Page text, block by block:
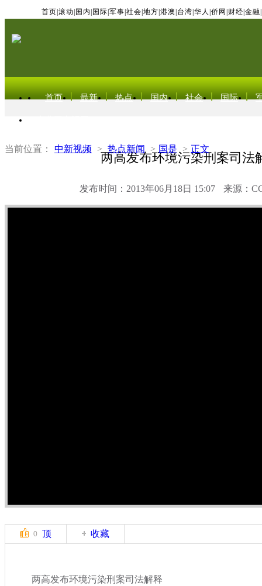
首页 滚动 国内 国际 军事 社会 地方 港澳 台湾 华人 侨网 财经 金融
首页 最新 热点 国内 社会 国际
当前位置： 中新视频 > 热点新闻 > 国是 > 正文
两高发布环境污染刑案司法
发布时间：2013年06月18日 15:07 来源：
0 顶 收藏
两高发布环境污染刑案司法解释